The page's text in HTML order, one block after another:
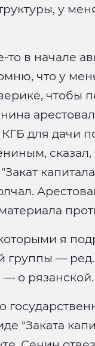
у
в начале
что у
чтобы
для дачи
я
группы —
о рязанской.
"Заката